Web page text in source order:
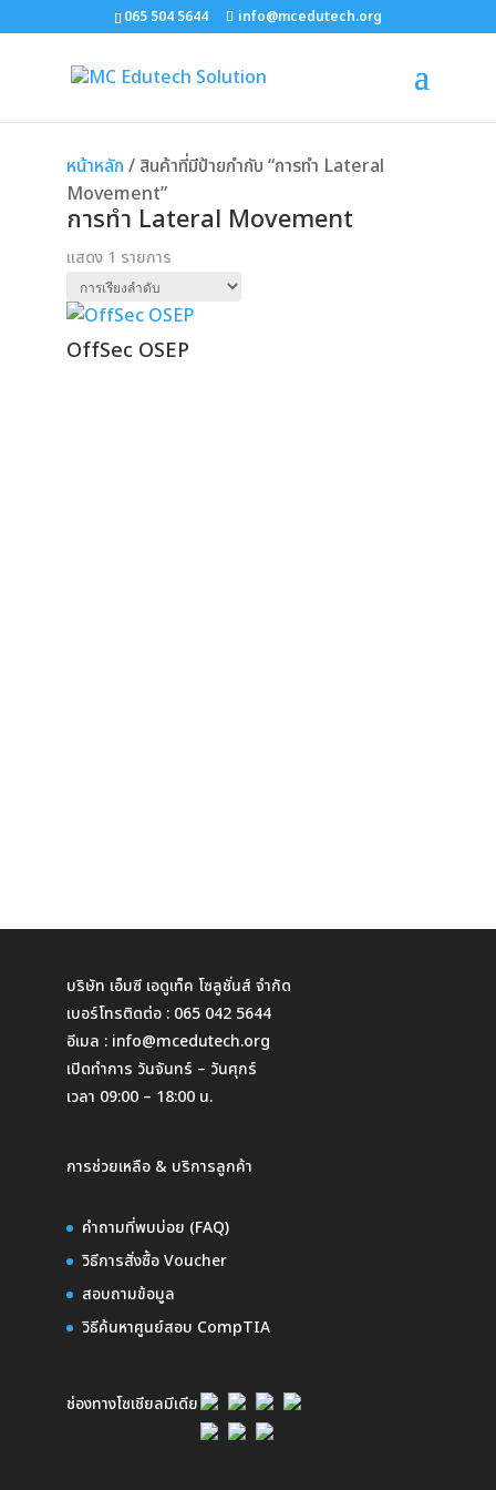
065 504 5644 info@mcedutech.org
หน้าหลัก / สินค้าที่มีป้ายกำกับ “การทำ Lateral
Movement”
การทำ Lateral Movement
แสดง 1 รายการ
OffSec OSEP
บริษัท เอ็มซี เอดูเท็ค โซลูชั่นส์ จำกัด
เบอร์โทรติดต่อ : 065 042 5644
อีเมล : info@mcedutech.org
เปิดทำการ วันจันทร์ – วันศุกร์
เวลา 09:00 – 18:00 น.
การช่วยเหลือ & บริการลูกค้า
คำถามที่พบบ่อย (FAQ)
วิธีการสั่งซื้อ Voucher
สอบถามข้อมูล
วิธีค้นหาศูนย์สอบ CompTIA
ช่องทางโซเชียลมีเดีย